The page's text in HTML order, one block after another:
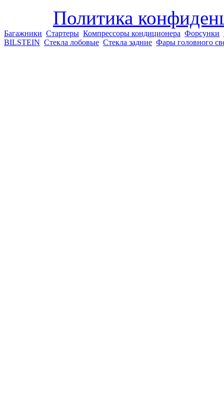
Политика
Багажники Стартеры Компрессоры кондиционера Форсунки
BILSTEIN Стекла лобовые Стекла задние Фары головного